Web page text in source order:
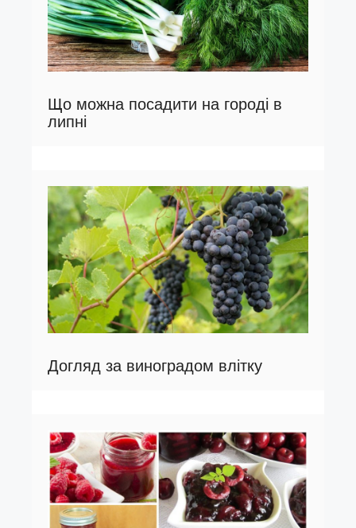
Що можна посадити на городі в
липні
Догляд за виноградом влітку